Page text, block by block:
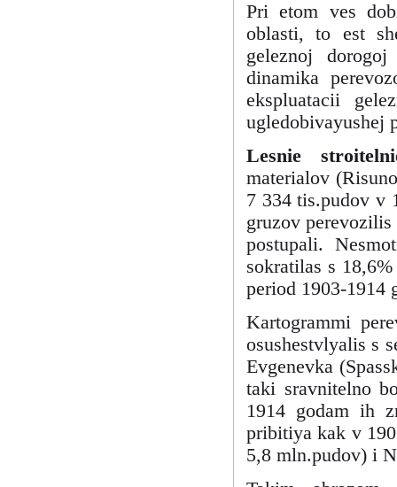
Pri etom ves
oblasti, to est
geleznoj
dinamika
ekspluatacii
ugledobivayushej
Lesnie
materialov
7 334 tis.pudov v
gruzov
postupali.
sokratilas s
period 1903-1914
Kartogrammi
osushestvlyalis s
Evgenevka
taki sravnitelno
1914 godam ih
pribitiya kak v
5,8 mln.pudov) i